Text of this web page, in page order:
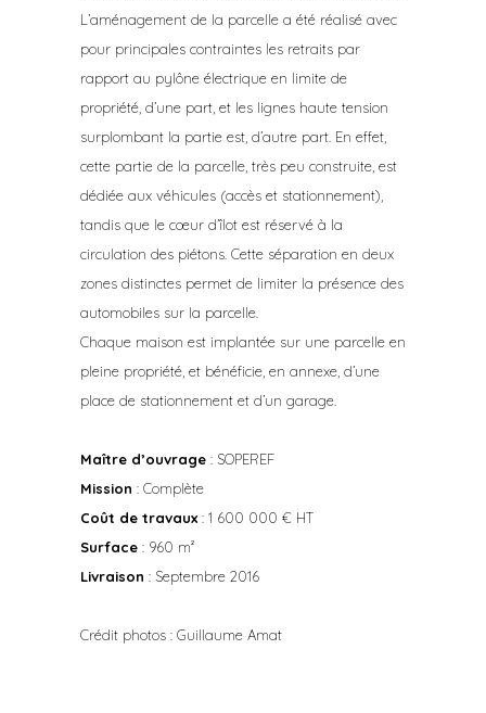
L’aménagement de la parcelle a été réalisé avec
pour principales contraintes les retraits par
rapport au pylône électrique en limite de
propriété, d’une part, et les lignes haute tension
surplombant la partie est, d’autre part. En effet,
cette partie de la parcelle, très peu construite, est
dédiée aux véhicules (accès et stationnement),
tandis que le cœur d’îlot est réservé à la
circulation des piétons. Cette séparation en deux
zones distinctes permet de limiter la présence des
automobiles sur la parcelle.
Chaque maison est implantée sur une parcelle en
pleine propriété, et bénéficie, en annexe, d’une
place de stationnement et d’un garage.
Maître d’ouvrage : SOPEREF
Mission : Complète
Coût de travaux : 1 600 000 € HT
Surface : 960 m²
Livraison : Septembre 2016
Crédit photos : Guillaume Amat